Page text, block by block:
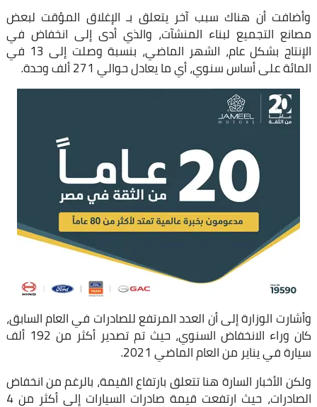
وأضافت أن هناك سبب آخر يتعلق بـ الإغلاق المؤقت لبعض
مصانع التجميع لبناء المنشآت، والذي أدى إلى انخفاض في
الإنتاج بشكل عام، الشهر الماضي، بنسبة وصلت إلى 13 في
المائة على أساس سنوي، أي ما يعادل حوالي 271 ألف وحدة.
وأشارت الوزارة إلى أن العدد المرتفع للصادرات في العام السابق،
كان وراء الانخفاض السنوي، حيث تم تصدير أكثر من 192 ألف
سيارة في يناير من العام الماضي 2021.
ولكن الأخبار السارة هنا تتعلق بارتفاع القيمة، بالرغم من انخفاض
الصادرات، حيث ارتفعت قيمة صادرات السيارات إلى أكثر من 4